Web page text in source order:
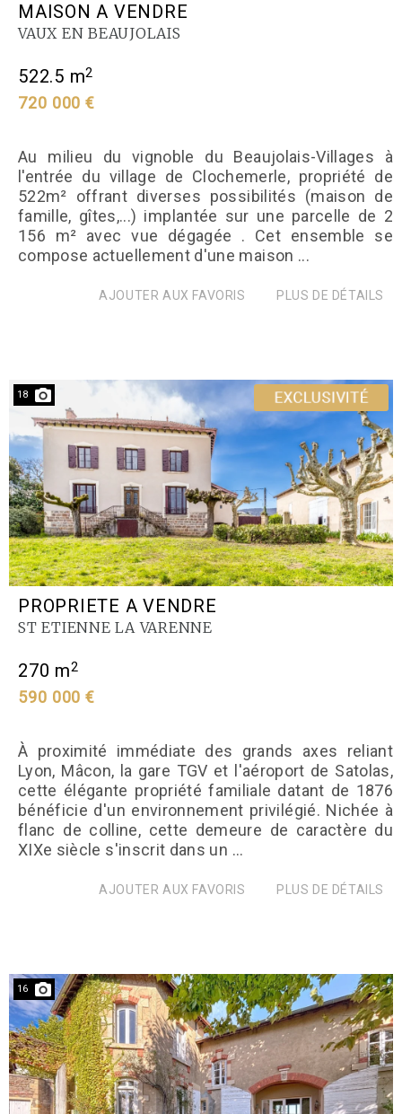
MAISON A VENDRE
VAUX EN BEAUJOLAIS
522.5 m2
720 000 €
Au milieu du vignoble du Beaujolais-Villages à
l'entrée du village de Clochemerle, propriété de
522m² offrant diverses possibilités (maison de
famille, gîtes,...) implantée sur une parcelle de 2
156 m² avec vue dégagée . Cet ensemble se
compose actuellement d'une maison ...
AJOUTER AUX FAVORIS PLUS DE DÉTAILS
18
PROPRIETE A VENDRE
ST ETIENNE LA VARENNE
270 m2
590 000 €
À proximité immédiate des grands axes reliant
Lyon, Mâcon, la gare TGV et l'aéroport de Satolas,
cette élégante propriété familiale datant de 1876
bénéficie d'un environnement privilégié. Nichée à
flanc de colline, cette demeure de caractère du
XIXe siècle s'inscrit dans un ...
AJOUTER AUX FAVORIS PLUS DE DÉTAILS
16